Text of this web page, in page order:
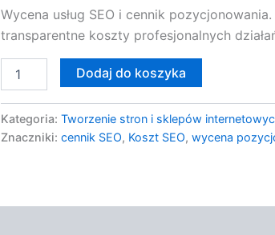
Wycena usług SEO i cennik
transparentne koszty profesjonalnych
Pozycjonowania
Dodaj do koszyka
Kategoria: Tworzenie stron i sklepów
Znaczniki: cennik SEO, Koszt SEO, wycena